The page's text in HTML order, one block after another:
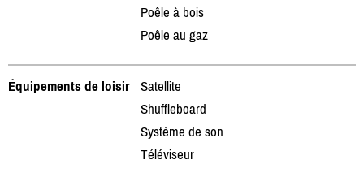
Poêle à bois
Poêle au gaz
Équipements de loisir
Satellite
Shuffleboard
Système de son
Téléviseur